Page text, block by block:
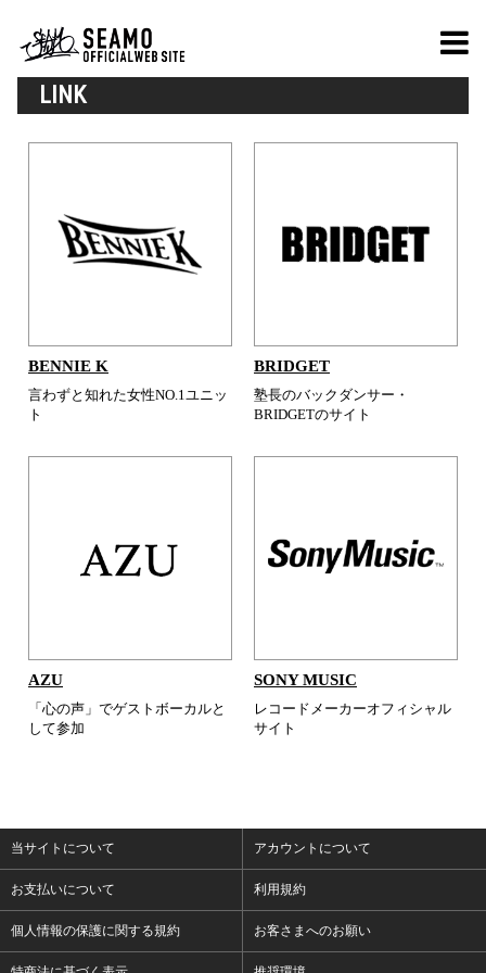
LINK
BENNIE K
言わずと知れた女性NO.1ユニッ
ト
BRIDGET
塾長のバックダンサー・
BRIDGETのサイト
AZU
「心の声」でゲストボーカルと
して参加
SONY MUSIC
レコードメーカーオフィシャル
サイト
当サイトについて アカウントについて
お支払いについて 利用規約
個人情報の保護に関する規約 お客さまへのお願い